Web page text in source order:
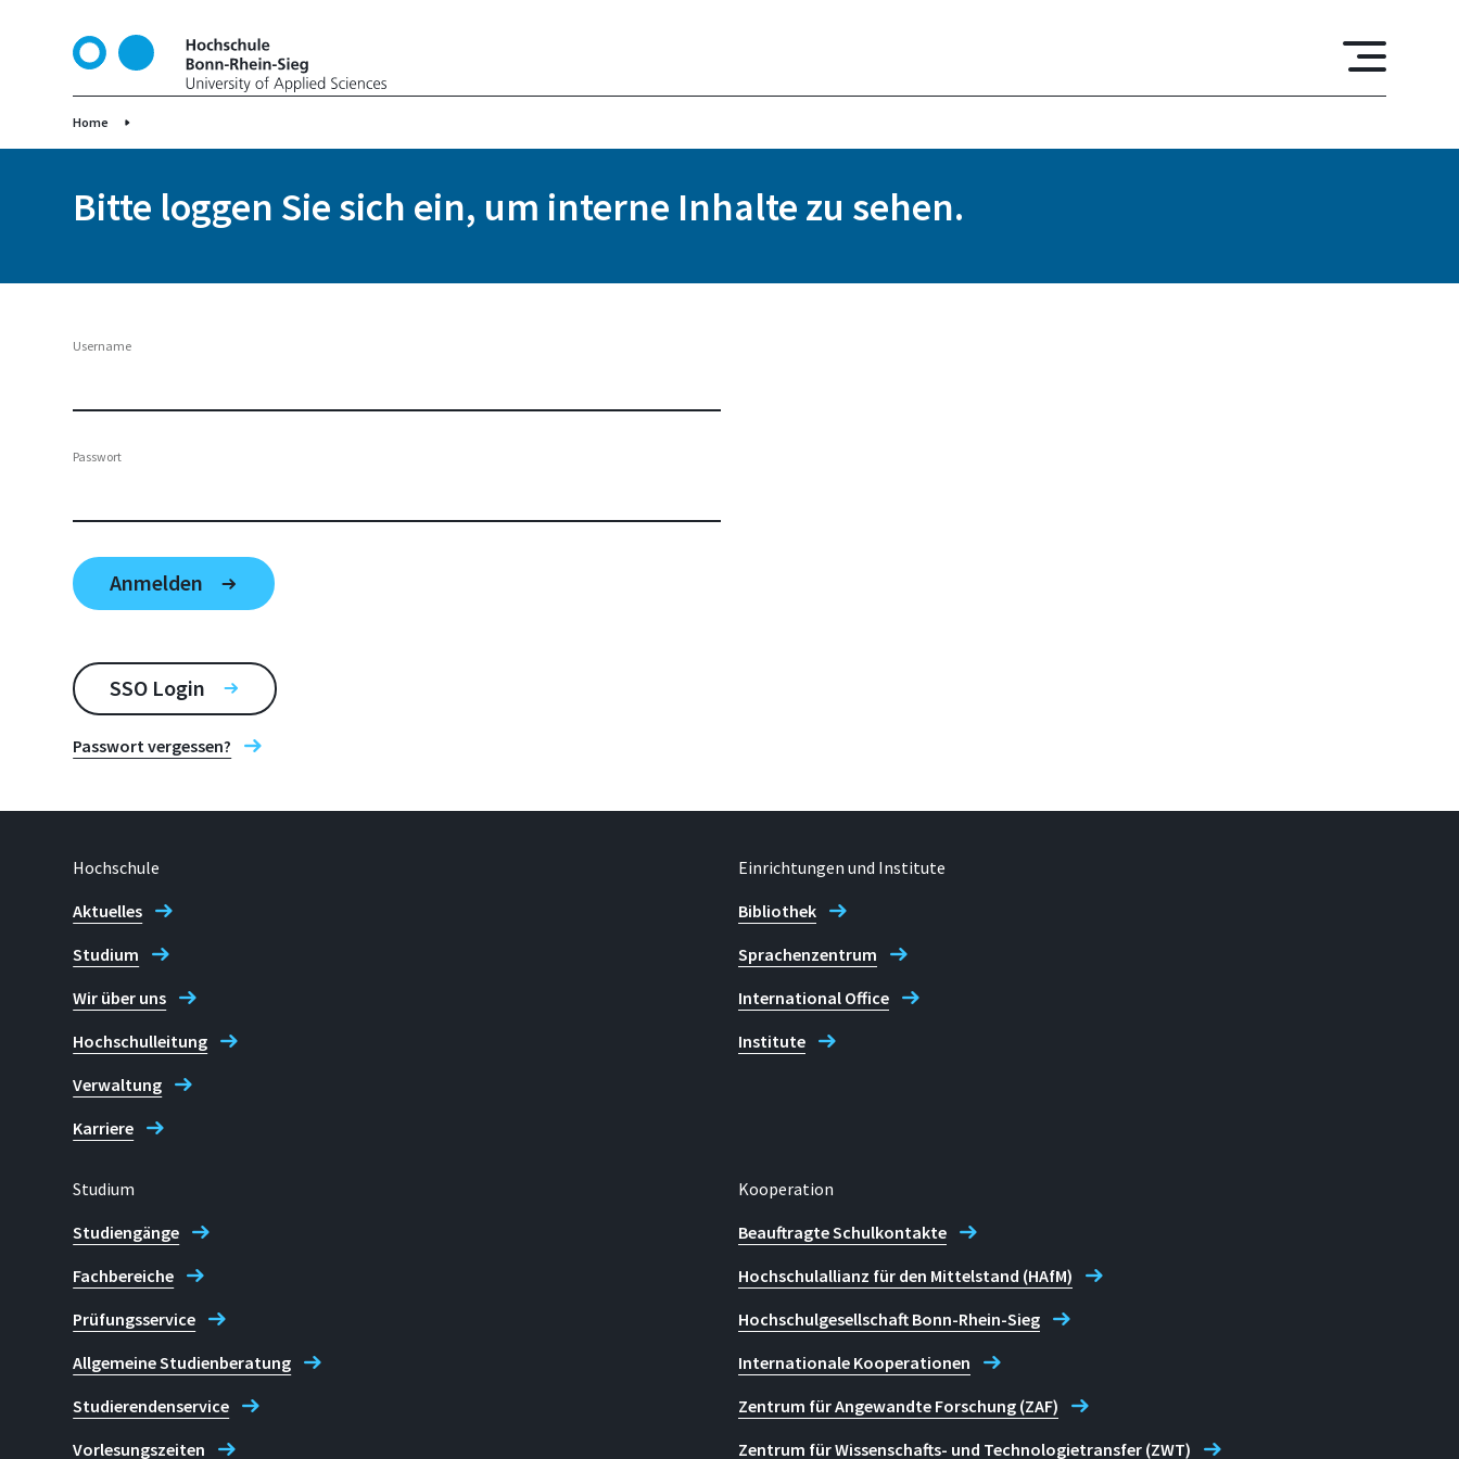
t
Home
Bitte loggen Sie sich ein, um interne Inhalte zu sehen.
Username
Passwort
SSO Login
Passwort vergessen?
Hochschule
Aktuelles
Studium
Wir über uns
Hochschulleitung
Verwaltung
Karriere
Einrichtungen und Institute
Bibliothek
Sprachenzentrum
International Office
Institute
Studium
Studiengänge
Fachbereiche
Prüfungsservice
Allgemeine Studienberatung
Studierendenservice
Vorlesungszeiten
Kooperation
Beauftragte Schulkontakte
Hochschulallianz für den Mittelstand (HAfM)
Hochschulgesellschaft Bonn-Rhein-Sieg
Internationale Kooperationen
Zentrum für Angewandte Forschung (ZAF)
Zentrum für Wissenschafts- und Technologietransfer (ZWT)